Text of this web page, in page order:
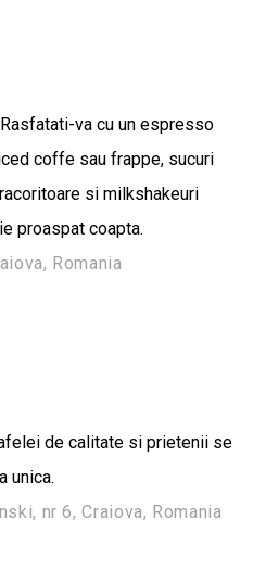
va cu un espresso
coffe sau frappe, sucuri
si milkshakeuri
proaspat coapta.
Romania
de calitate si prietenii se
unica.
nr 6, Craiova, Romania